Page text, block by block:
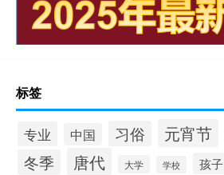
标签
专业 中国 习俗 元宵节
冬季 唐代 大学 学校 孩子